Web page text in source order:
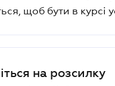
щоб бути в курсі
на розсилку